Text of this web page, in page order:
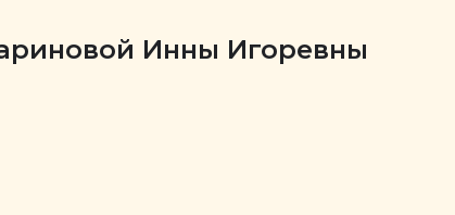
Инны Игоревны